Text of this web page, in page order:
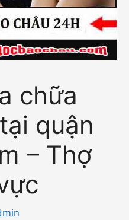
chữa
quận
– Thợ